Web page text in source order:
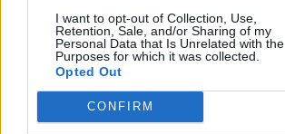
I want to opt-out of Collection, Use,
Retention, Sale, and/or Sharing of my
Personal Data that Is Unrelated with the
Purposes for which it was collected.
Opted Out
CONFIRM